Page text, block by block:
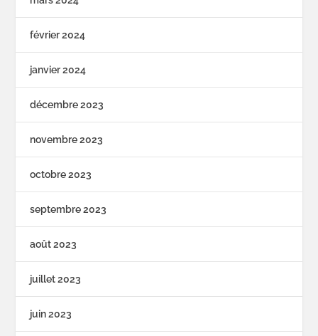
février 2024
janvier 2024
décembre 2023
novembre 2023
octobre 2023
septembre 2023
août 2023
juillet 2023
juin 2023